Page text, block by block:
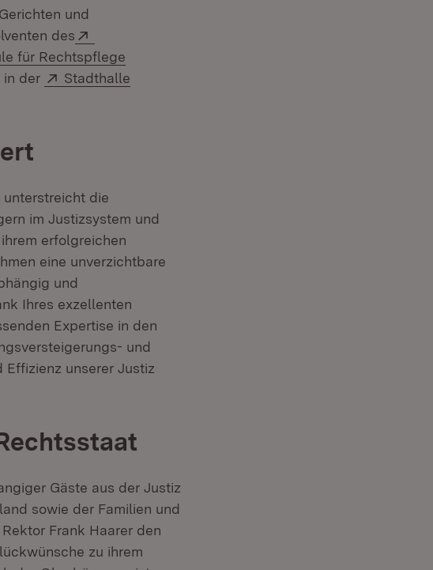
und
des
für Rechtspflege
in der Extern:
Stadthalle
unterstreicht die
im Justizsystem und
erfolgreichen
eine unverzichtbare
und
Ihres exzellenten
Expertise in den
und
unserer Justiz
Gäste aus der Justiz
sowie der Familien und
Frank Haarer den
zu ihrem